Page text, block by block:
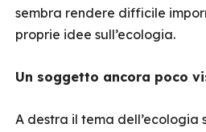
sembra rendere difficile
proprie idee sull’ecologia.
Un soggetto ancora poco
A destra il tema dell’ecologia